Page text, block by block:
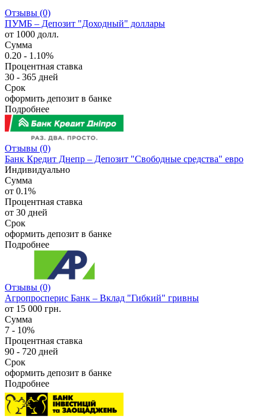
Отзывы (0)
ПУМБ – Депозит "Доходный" доллары
от 1000 долл.
Сумма
0.20 - 1.10%
Процентная ставка
30 - 365 дней
Срок
оформить депозит в банке
Подробнее
Отзывы (0)
Банк Кредит Днепр – Депозит "Свободные средства" евро
Индивидуально
Сумма
от 0.1%
Процентная ставка
от 30 дней
Срок
оформить депозит в банке
Подробнее
Отзывы (0)
Агропросперис Банк – Вклад "Гибкий" гривны
от 15 000 грн.
Сумма
7 - 10%
Процентная ставка
90 - 720 дней
Срок
оформить депозит в банке
Подробнее